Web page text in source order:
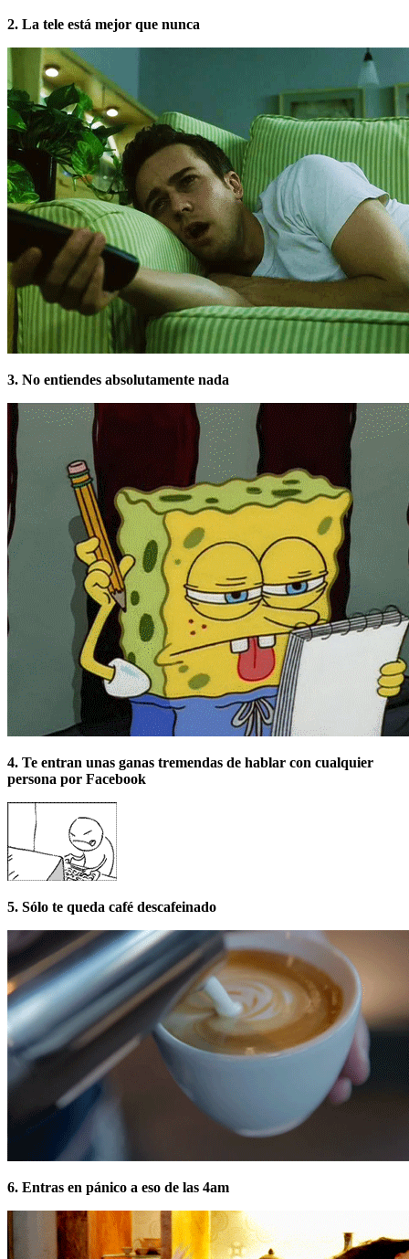
2. La tele está mejor que nunca
3. No entiendes absolutamente nada
4. Te entran unas ganas tremendas de hablar con cualquier
persona por Facebook
5. Sólo te queda café descafeinado
6. Entras en pánico a eso de las 4am